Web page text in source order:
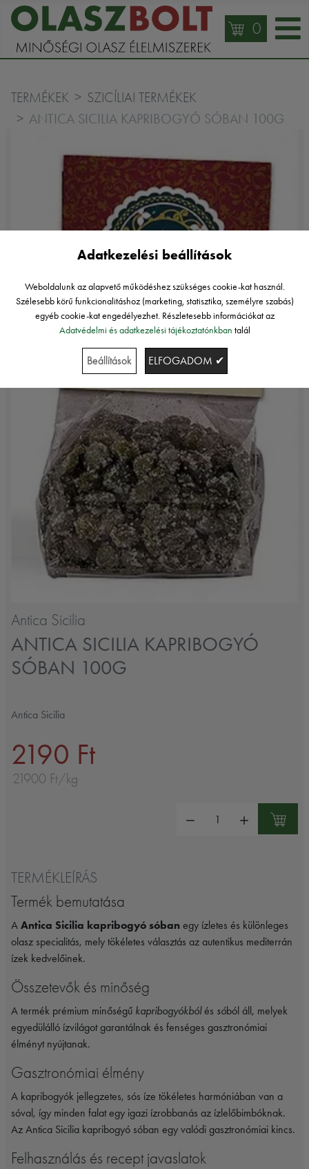
0
TERMÉKEK SZICÍLIAI TERMÉKEK
ANTICA SICILIA KAPRIBOGYÓ SÓBAN 100G
Antica Sicilia
ANTICA SICILIA KAPRIBOGYÓ
SÓBAN 100G
Antica Sicilia
2190 Ft
21900 Ft/kg
TERMÉKLEÍRÁS
Termék bemutatása
A Antica Sicilia kapribogyó sóban egy ízletes és különleges
olasz specialitás, mely tökéletes választás az autentikus mediterrán
ízek kedvelőinek.
Összetevők és minőség
A termék prémium minőségű kapribogyókbólés sóból áll, melyek
egyedülálló ízvilágot garantálnak és fenséges gasztronómiai
élményt nyújtanak.
Gasztronómiai élmény
A kapribogyók jellegzetes, sós íze tökéletes harmóniában van a
sóval, így minden falat egy igazi ízrobbanás az ízlelőbimbóknak.
Az Antica Sicilia kapribogyó sóban egy valódi gasztronómiai kincs.
Felhasználás és recept javaslatok
Adatkezelési beállítások
Weboldalunk az alapvető működéshez szükséges cookie-kat használ.
Szélesebb körű funkcionalitáshoz (marketing, statisztika, személyre szabás)
egyéb cookie-kat engedélyezhet. Részletesebb információkat az
Adatvédelmi és adatkezelési tájékoztatónkban talál
Beállítások ELFOGADOM ✔